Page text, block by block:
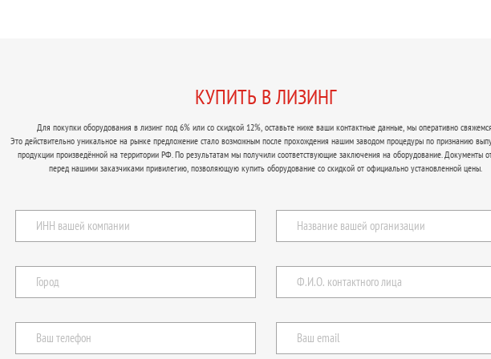
КУПИТЬ В ЛИЗИНГ
Для покупки оборудования в лизинг под 6% или со скидкой 12%, оставьте ниже ваши контактные данные, мы оперативно
Это действительно уникальное на рынке предложение стало возможным после прохождения нашим заводом процедуры по признанию
продукции произведённой на территории РФ. По результатам мы получили соответствующие заключения на оборудование. Документы
перед нашими заказчиками привилегию, позволяющую купить оборудование со скидкой от официально установленной цены.